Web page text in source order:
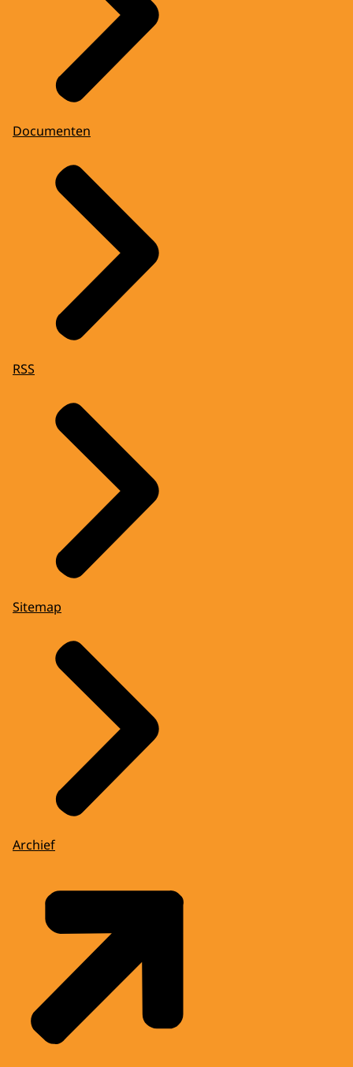
Documenten
RSS
Sitemap
Archief